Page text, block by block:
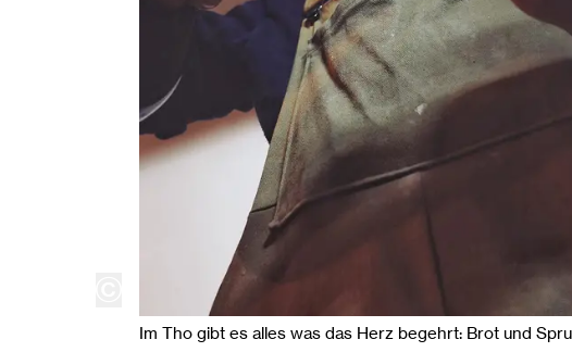
Im Tho gibt es alles was das Herz begehrt: Brot und